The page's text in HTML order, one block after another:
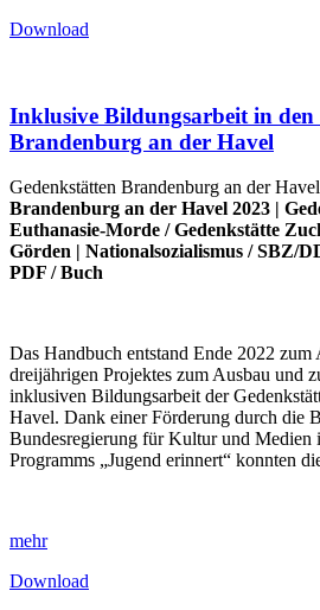
Download
Inklusive Bildungsarbeit in den
Brandenburg an der Havel
Gedenkstätten Brandenburg an der
Brandenburg an der Havel 2023 |
Euthanasie-Morde /Gedenkstätte
Görden | Nationalsozialismus /SBZ/
PDF /Buch
Das Handbuch entstand Ende 2022 zum
dreijährigen Projektes zum Ausbau und
inklusiven Bildungsarbeit der
Havel. Dank einer Förderung durch die
Bundesregierung für Kultur und Medien
Programms „Jugend erinnert“ konnten
mehr
Download